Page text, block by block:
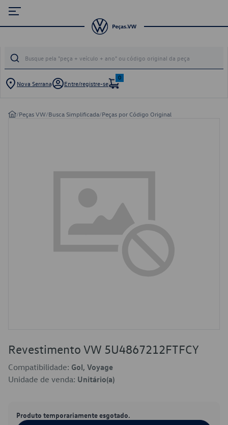
Nova Serrana Entre/registre-se
0
/Peças VW/Busca Simplificada/Peças por Código Original
Revestimento VW 5U4867212FTFCY
Compatibilidade: Gol, Voyage
Unidade de venda: Unitário(a)
Produto temporariamente esgotado.